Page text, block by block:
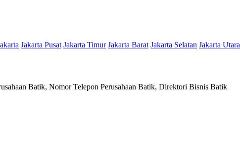
Jakarta Pusat Jakarta Timur Jakarta Barat Jakarta Selatan Jakarta Utara
Batik, Nomor Telepon Perusahaan Batik, Direktori Bisnis Batik